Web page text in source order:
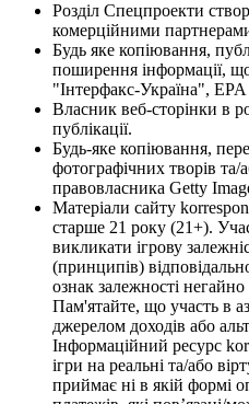
Розділ Спецпроекти
комерційними
Будь яке копіювання,
поширення інформації,
"Інтерфакс-Україна",
Власник веб-сторінки в
публікації.
Будь-яке копіювання,
фотографічних творів та/
правовласника Getty
Матеріали сайту
старше 21 року (21+).
викликати ігрову
(принципів)
ознак залежності негайно
Пам'ятайте, що участь в
джерелом доходів або
Інформаційний ресурс
ігри на реальні та/або
приймає ні в якій формі